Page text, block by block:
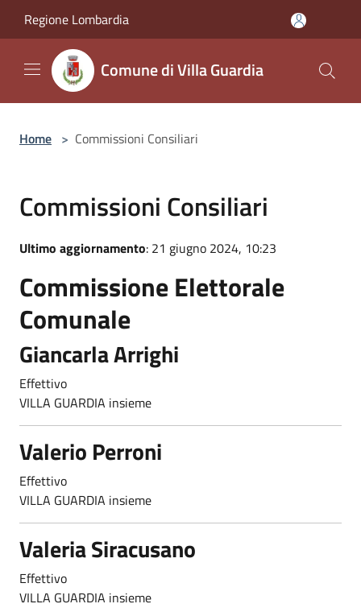
Regione Lombardia
Comune di Villa Guardia
Home > Commissioni Consiliari
Commissioni Consiliari
Ultimo aggiornamento: 21 giugno 2024, 10:23
Commissione Elettorale
Comunale
Giancarla Arrighi
Effettivo
VILLA GUARDIA insieme
Valerio Perroni
Effettivo
VILLA GUARDIA insieme
Valeria Siracusano
Effettivo
VILLA GUARDIA insieme